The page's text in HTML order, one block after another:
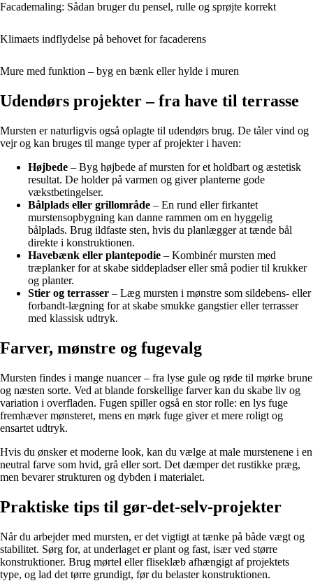
Facademaling: Sådan bruger du pensel, rulle og sprøjte korrekt
Klimaets indflydelse på behovet for facaderens
Mure med funktion – byg en bænk eller hylde i muren
Udendørs projekter – fra have til terrasse
Mursten er naturligvis også oplagte til udendørs brug. De tåler vind og
vejr og kan bruges til mange typer af projekter i haven:
Højbede – Byg højbede af mursten for et holdbart og æstetisk
resultat. De holder på varmen og giver planterne gode
vækstbetingelser.
Bålplads eller grillområde – En rund eller firkantet
murstensopbygning kan danne rammen om en hyggelig
bålplads. Brug ildfaste sten, hvis du planlægger at tænde bål
direkte i konstruktionen.
Havebænk eller plantepodie – Kombinér mursten med
træplanker for at skabe siddepladser eller små podier til krukker
og planter.
Stier og terrasser – Læg mursten i mønstre som sildebens- eller
forbandt-lægning for at skabe smukke gangstier eller terrasser
med klassisk udtryk.
Farver, mønstre og fugevalg
Mursten findes i mange nuancer – fra lyse gule og røde til mørke brune
og næsten sorte. Ved at blande forskellige farver kan du skabe liv og
variation i overfladen. Fugen spiller også en stor rolle: en lys fuge
fremhæver mønsteret, mens en mørk fuge giver et mere roligt og
ensartet udtryk.
Hvis du ønsker et moderne look, kan du vælge at male murstenene i en
neutral farve som hvid, grå eller sort. Det dæmper det rustikke præg,
men bevarer strukturen og dybden i materialet.
Praktiske tips til gør-det-selv-projekter
Når du arbejder med mursten, er det vigtigt at tænke på både vægt og
stabilitet. Sørg for, at underlaget er plant og fast, især ved større
konstruktioner. Brug mørtel eller fliseklæb afhængigt af projektets
type, og lad det tørre grundigt, før du belaster konstruktionen.